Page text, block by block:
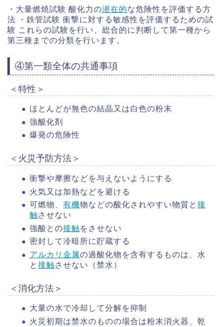
・大量燃焼試験 酸化力の潜在的な危険性を評価する方
法 ・鉄管試験 衝撃に対する敏感性を評価するための試
験 これらの試験を行い、総合的に判断して第一種から
第三種までの分類を行います。
④第一類全体の共通事項
＜特性＞
ほとんどが無色の結晶又は白色の粉末
強酸化剤
爆発の危険性
＜火災予防方法＞
衝撃や摩擦などを与えないようにする
火気又は加熱などを避ける
可燃物、 有機物などの酸化されやすい物質と 接
触 させない
強酸との接触 をさせない
密封して冷暗所に貯蔵する
アルカリ金属の過酸化物を含有するものは、水
と 接触 させない（禁水）
＜消化方法＞
大量の水で冷却して分解を抑制
火災初期は禁水のものの場合は粉末消火器、乾